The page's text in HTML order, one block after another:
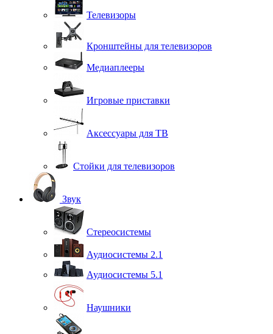
Телевизоры
Кронштейны для телевизоров
Медиаплееры
Игровые приставки
Аксессуары для ТВ
Стойки для телевизоров
Звук
Стереосистемы
Аудиосистемы 2.1
Аудиосистемы 5.1
Наушники